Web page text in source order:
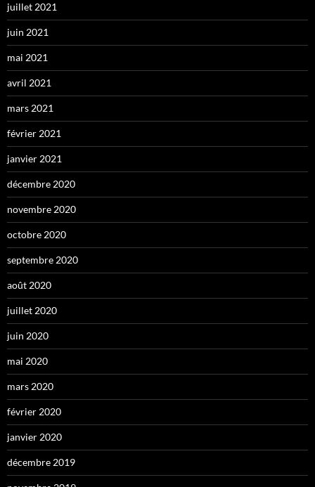
juillet 2021
juin 2021
mai 2021
avril 2021
mars 2021
février 2021
janvier 2021
décembre 2020
novembre 2020
octobre 2020
septembre 2020
août 2020
juillet 2020
juin 2020
mai 2020
mars 2020
février 2020
janvier 2020
décembre 2019